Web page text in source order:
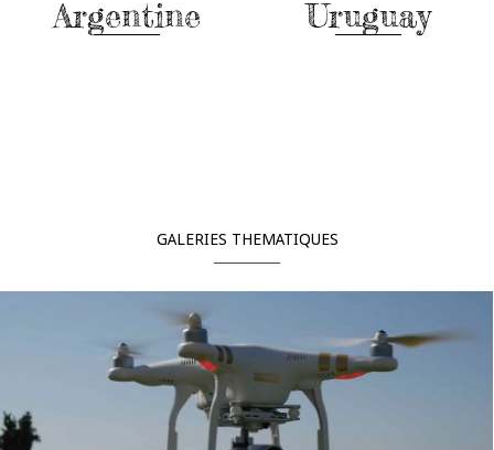
Argentine Uruguay
GALERIES THEMATIQUES
Drone